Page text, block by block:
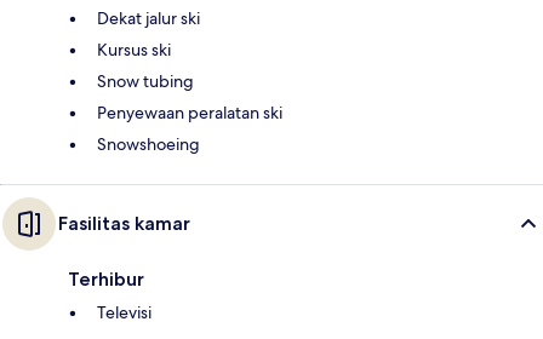
Dekat jalur ski
Kursus ski
Snow tubing
Penyewaan peralatan ski
Snowshoeing
Fasilitas kamar
Terhibur
Televisi